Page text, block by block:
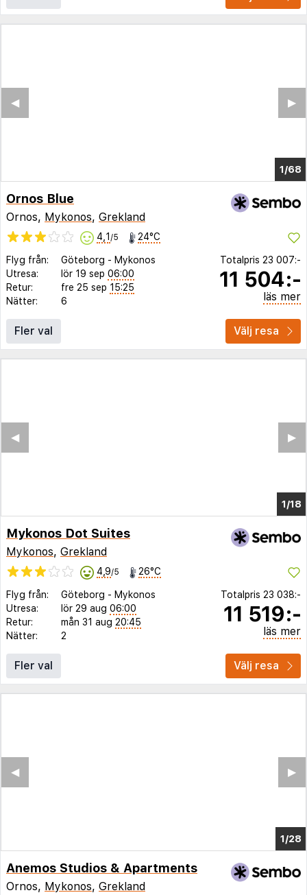
1/64
▶︎
◀︎
Ornos Blue
Ornos, Mykonos, Grekland
4,1 /5 24°C
Flyg från: Göteborg - Mykonos
Utresa:
lör 19 sep 06:00
Retur:
fre 25 sep 15:25
Nätter:
6
Totalpris 23 007:-
11 504:-
läs mer
Fler val Välj resa
1/13
▶︎
◀︎
Mykonos Dot Suites
Mykonos, Grekland
4,9/5 26°C
Flyg från: Göteborg - Mykonos
Utresa:
lör 29 aug 06:00
Retur:
mån 31 aug 20:45
Nätter:
2
Totalpris 23 038:-
11 519:-
läs mer
Fler val Välj resa
1/24
▶︎
◀︎
Anemos Studios & Apartments
Ornos, Mykonos, Grekland